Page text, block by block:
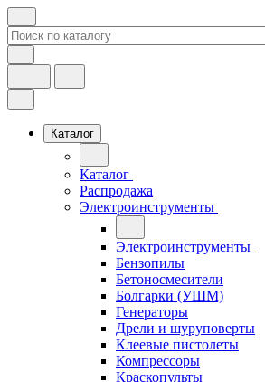
Каталог
Каталог
Распродажа
Электроинструменты
Электроинструменты
Бензопилы
Бетоносмесители
Болгарки (УШМ)
Генераторы
Дрели и шуруповерты
Клеевые пистолеты
Компрессоры
Краскопульты